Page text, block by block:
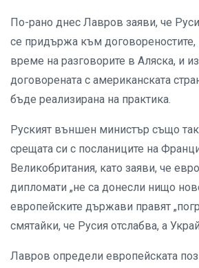
По-рано днес Лавров заяви, че
се придържа към договореностите,
време на разговорите в Аляска, и
договорената с американската
бъде реализирана на практика.
Руският външен министър също
срещата си с посланиците на
Великобритания, като заяви, че
дипломати „не са донесли нищо
европейските държави правят
смятайки, че Русия отслабва, а
Лавров определи европейската